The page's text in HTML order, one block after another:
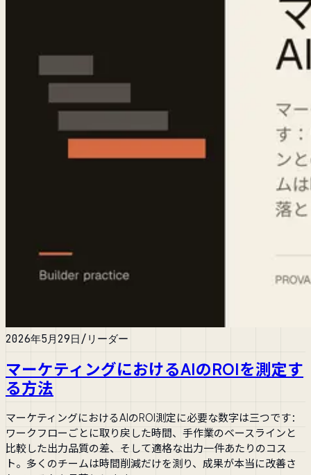
2026年5月29日/ リーダー
マーケティングにおけるAIのROIを測定す
る方法
マーケティングにおけるAIのROI測定に必要な数字は三つです：
ワークフローごとに取り戻した時間、手作業のベースラインと
比較した出力品質の差、そして適格な出力一件あたりのコス
ト。多くのチームは時間削減だけを測り、成果が本当に改善さ